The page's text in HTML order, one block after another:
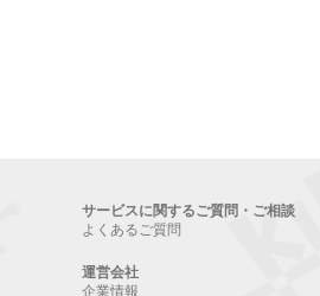
サービスに関するご質問・ご相談
よくあるご質問
運営会社
企業情報